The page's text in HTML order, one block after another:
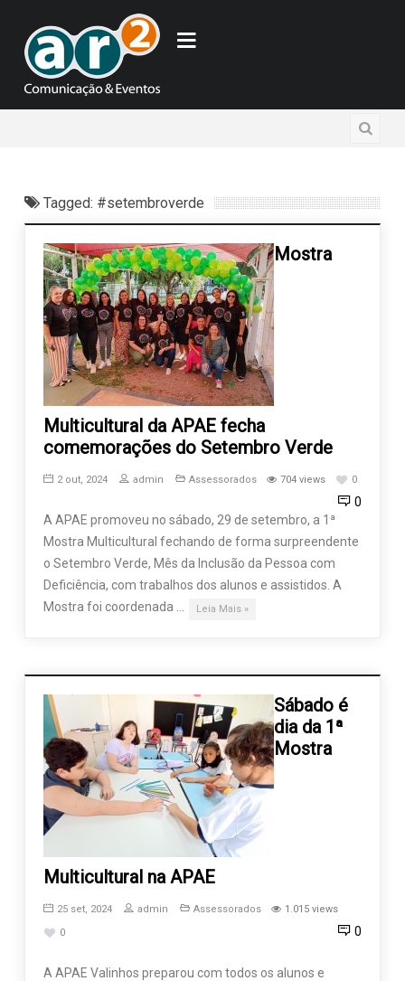
Tagged: #setembroverde
Mostra
Multicultural da APAE fecha
comemorações do Setembro Verde
2 out, 2024 admin Assessorados 704 views 0
0
A APAE promoveu no sábado, 29 de setembro, a 1ª
Mostra Multicultural fechando de forma surpreendente
o Setembro Verde, Mês da Inclusão da Pessoa com
Deficiência, com trabalhos dos alunos e assistidos. A
Mostra foi coordenada …
Leia Mais »
Sábado é
dia da 1ª
Mostra
Multicultural na APAE
25 set, 2024 admin Assessorados
1.015 views
0
0
A APAE Valinhos preparou com todos os alunos e